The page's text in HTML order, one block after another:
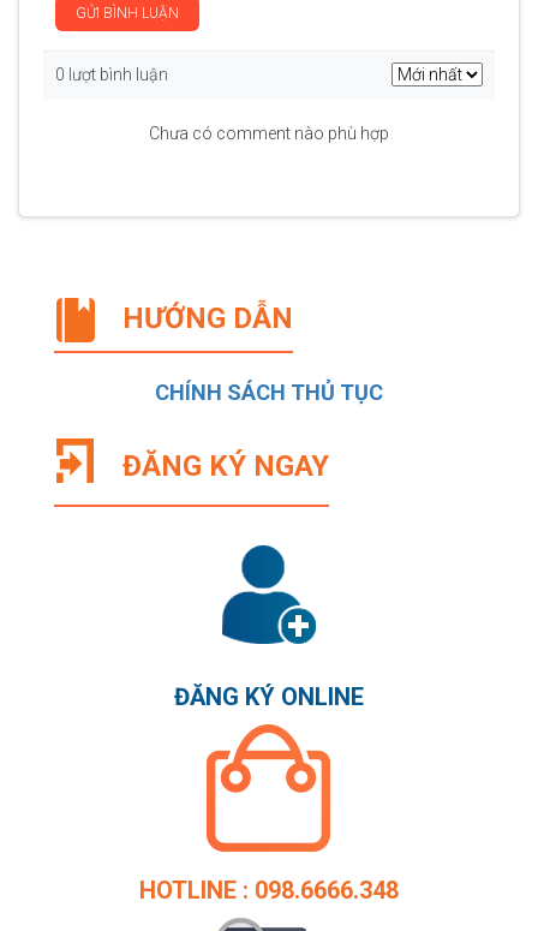
GỬI BÌNH LUẬN
0 lượt bình luận
Chưa có comment nào phù hợp
HƯỚNG DẪN
CHÍNH SÁCH THỦ TỤC
ĐĂNG KÝ NGAY
ĐĂNG KÝ ONLINE
HOTLINE : 098.6666.348